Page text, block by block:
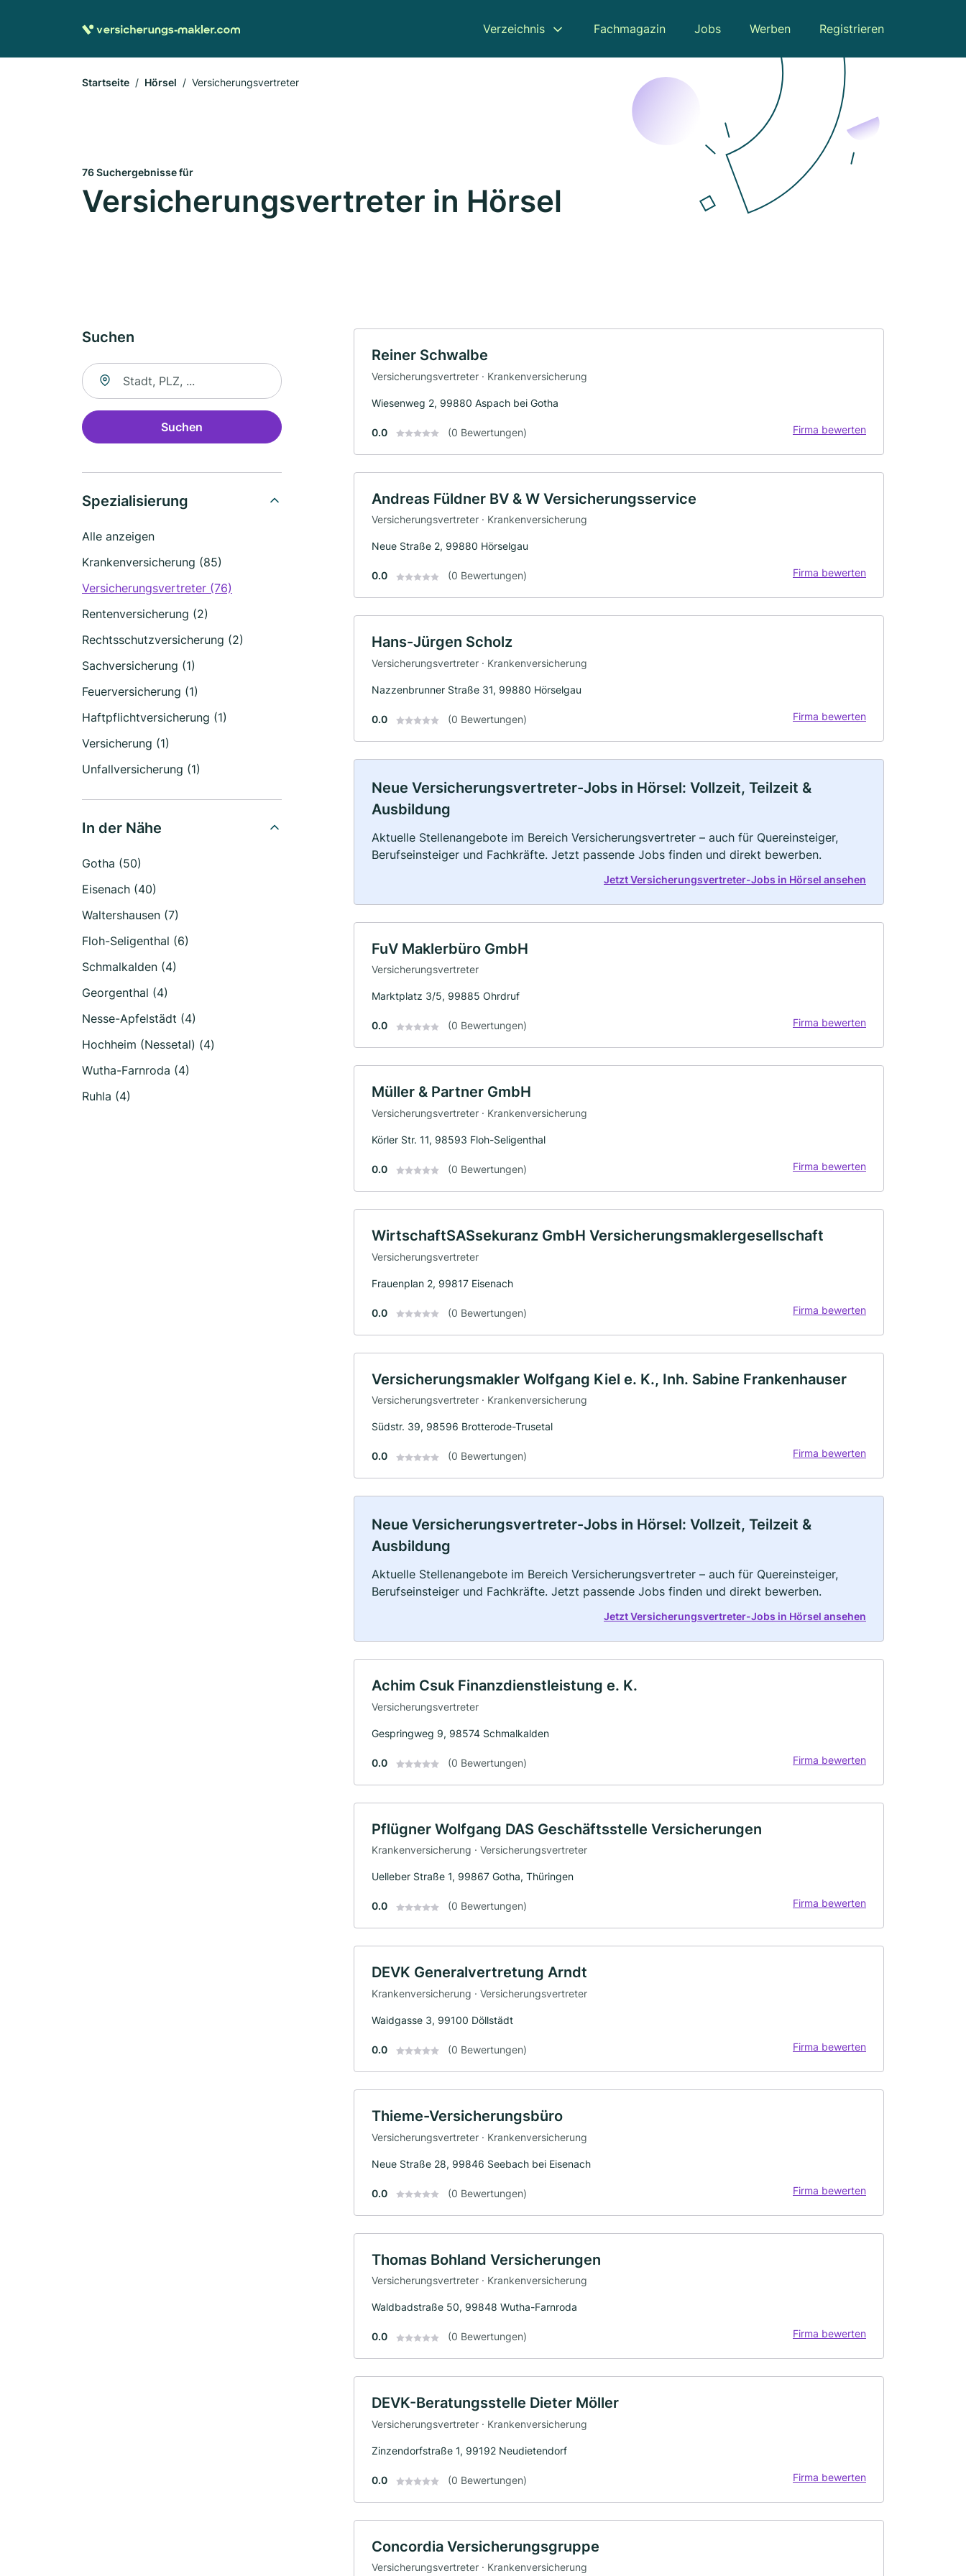
Verzeichnis Fachmagazin Jobs Werben Registrieren
Startseite Hörsel Versicherungsvertreter
76 Suchergebnisse für
Versicherungsvertreter in Hörsel
Suchen
Suche nach Ort
Suchen
Spezialisierung
Alle anzeigen
Krankenversicherung (85)
Versicherungsvertreter (76)
Rentenversicherung (2)
Rechtsschutzversicherung (2)
Sachversicherung (1)
Feuerversicherung (1)
Haftpflichtversicherung (1)
Versicherung (1)
Unfallversicherung (1)
In der Nähe
Gotha (50)
Eisenach (40)
Waltershausen (7)
Floh-Seligenthal (6)
Schmalkalden (4)
Georgenthal (4)
Nesse-Apfelstädt (4)
Hochheim (Nessetal) (4)
Wutha-Farnroda (4)
Ruhla (4)
Reiner Schwalbe
Versicherungsvertreter · Krankenversicherung
Wiesenweg 2, 99880 Aspach bei Gotha
0.0 (0 Bewertungen) Firma bewerten
Andreas Füldner BV & W Versicherungsservice
Versicherungsvertreter · Krankenversicherung
Neue Straße 2, 99880 Hörselgau
0.0 (0 Bewertungen) Firma bewerten
Hans-Jürgen Scholz
Versicherungsvertreter · Krankenversicherung
Nazzenbrunner Straße 31, 99880 Hörselgau
0.0 (0 Bewertungen) Firma bewerten
Neue Versicherungsvertreter-Jobs in Hörsel: Vollzeit, Teilzeit &
Ausbildung
Aktuelle Stellenangebote im Bereich Versicherungsvertreter – auch für Quereinsteiger,
Berufseinsteiger und Fachkräfte. Jetzt passende Jobs finden und direkt bewerben.
Jetzt Versicherungsvertreter-Jobs in Hörsel ansehen
FuV Maklerbüro GmbH
Versicherungsvertreter
Marktplatz 3/5, 99885 Ohrdruf
0.0 (0 Bewertungen) Firma bewerten
Müller & Partner GmbH
Versicherungsvertreter · Krankenversicherung
Körler Str. 11, 98593 Floh-Seligenthal
0.0 (0 Bewertungen) Firma bewerten
WirtschaftSASsekuranz GmbH Versicherungsmaklergesellschaft
Versicherungsvertreter
Frauenplan 2, 99817 Eisenach
0.0 (0 Bewertungen) Firma bewerten
Versicherungsmakler Wolfgang Kiel e. K., Inh. Sabine Frankenhauser
Versicherungsvertreter · Krankenversicherung
Südstr. 39, 98596 Brotterode-Trusetal
0.0 (0 Bewertungen) Firma bewerten
Neue Versicherungsvertreter-Jobs in Hörsel: Vollzeit, Teilzeit &
Ausbildung
Aktuelle Stellenangebote im Bereich Versicherungsvertreter – auch für Quereinsteiger,
Berufseinsteiger und Fachkräfte. Jetzt passende Jobs finden und direkt bewerben.
Jetzt Versicherungsvertreter-Jobs in Hörsel ansehen
Achim Csuk Finanzdienstleistung e. K.
Versicherungsvertreter
Gespringweg 9, 98574 Schmalkalden
0.0 (0 Bewertungen) Firma bewerten
Pflügner Wolfgang DAS Geschäftsstelle Versicherungen
Krankenversicherung · Versicherungsvertreter
Uelleber Straße 1, 99867 Gotha, Thüringen
0.0 (0 Bewertungen) Firma bewerten
DEVK Generalvertretung Arndt
Krankenversicherung · Versicherungsvertreter
Waidgasse 3, 99100 Döllstädt
0.0 (0 Bewertungen) Firma bewerten
Thieme-Versicherungsbüro
Versicherungsvertreter · Krankenversicherung
Neue Straße 28, 99846 Seebach bei Eisenach
0.0 (0 Bewertungen) Firma bewerten
Thomas Bohland Versicherungen
Versicherungsvertreter · Krankenversicherung
Waldbadstraße 50, 99848 Wutha-Farnroda
0.0 (0 Bewertungen) Firma bewerten
DEVK-Beratungsstelle Dieter Möller
Versicherungsvertreter · Krankenversicherung
Zinzendorfstraße 1, 99192 Neudietendorf
0.0 (0 Bewertungen) Firma bewerten
Concordia Versicherungsgruppe
Versicherungsvertreter · Krankenversicherung